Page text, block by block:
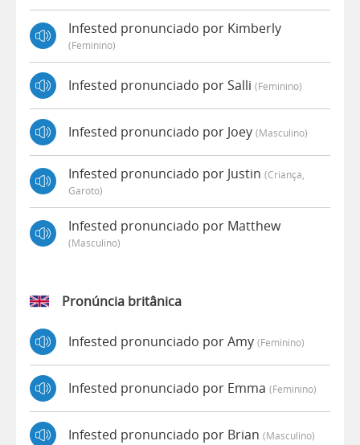
Infested pronunciado por Kimberly
(feminino)
Infested pronunciado por Salli (feminino)
Infested pronunciado por Joey (masculino)
Infested pronunciado por Justin (criança,
Garoto)
Infested pronunciado por Matthew
(masculino)
Pronúncia britânica
Infested pronunciado por Amy (feminino)
Infested pronunciado por Emma (feminino)
Infested pronunciado por Brian (masculino)